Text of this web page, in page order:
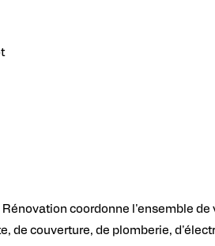
coordonne l'ensemble de
de couverture, de plomberie,